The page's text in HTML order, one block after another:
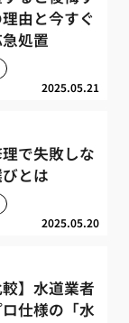
由と今すぐ
処置
2025.05.21
で失敗しな
とは
2025.05.20
較】水道業者
仕様の「水